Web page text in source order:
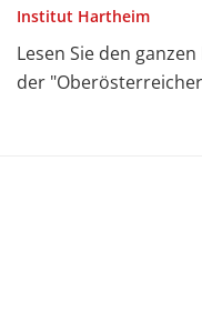
Institut Hartheim
Lesen Sie den
der